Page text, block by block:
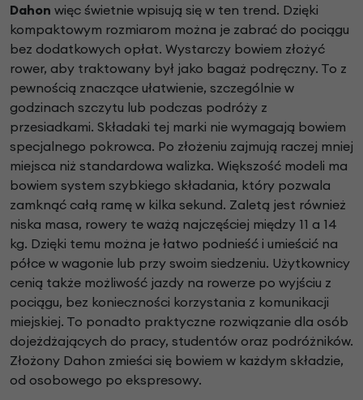
Dahon więc świetnie wpisują się w ten trend. Dzięki
kompaktowym rozmiarom można je zabrać do pociągu
bez dodatkowych opłat. Wystarczy bowiem złożyć
rower, aby traktowany był jako bagaż podręczny. To z
pewnością znaczące ułatwienie, szczególnie w
godzinach szczytu lub podczas podróży z
przesiadkami. Składaki tej marki nie wymagają bowiem
specjalnego pokrowca. Po złożeniu zajmują raczej mniej
miejsca niż standardowa walizka. Większość modeli ma
bowiem system szybkiego składania, który pozwala
zamknąć całą ramę w kilka sekund. Zaletą jest również
niska masa, rowery te ważą najczęściej między 11 a 14
kg. Dzięki temu można je łatwo podnieść i umieścić na
półce w wagonie lub przy swoim siedzeniu. Użytkownicy
cenią także możliwość jazdy na rowerze po wyjściu z
pociągu, bez konieczności korzystania z komunikacji
miejskiej. To ponadto praktyczne rozwiązanie dla osób
dojeżdżających do pracy, studentów oraz podróżników.
Złożony Dahon zmieści się bowiem w każdym składzie,
od osobowego po ekspresowy.